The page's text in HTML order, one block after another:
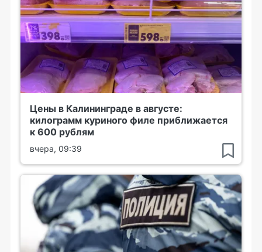
Цены в Калининграде в августе:
килограмм куриного филе приближается
к 600 рублям
вчера, 09:39